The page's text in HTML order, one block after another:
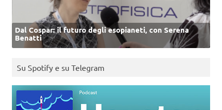
Dal Cospar: il futuro degli esopianeti, con Serena
Benatti
Su Spotify e su Telegram